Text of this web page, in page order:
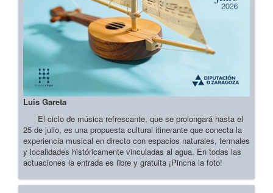
Luis Gareta
El ciclo de música refrescante, que se prolongará hasta el
25 de julio, es una propuesta cultural itinerante que conecta la
experiencia musical en directo con espacios naturales, termales
y localidades históricamente vinculadas al agua. En todas las
actuaciones la entrada es libre y gratuita ¡Pincha la foto!